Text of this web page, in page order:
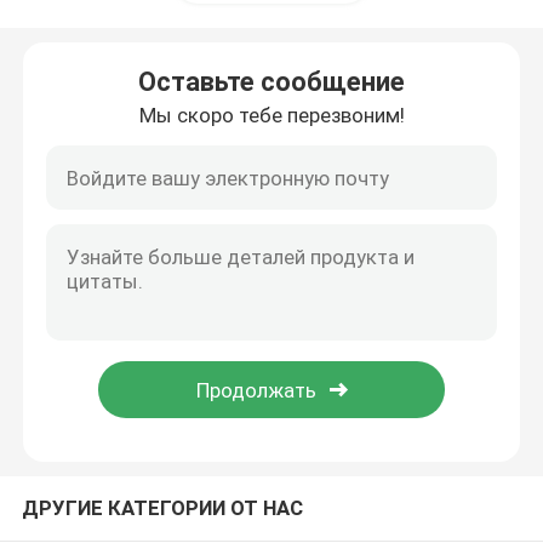
Хромотография высокой эффективности
X дифрактометр Рэй
Оставьте сообщение
Мы скоро тебе перезвоним!
ДРУГИЕ КАТЕГОРИИ ОТ НАС